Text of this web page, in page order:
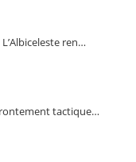
ren…
tactique…